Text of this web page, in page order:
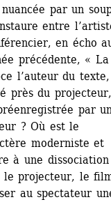
par un
entre
en écho
précédente, «
l’auteur du texte,
près du projecteur,
par
? Où est le
moderniste et
à une
le projecteur, le
au spectateur